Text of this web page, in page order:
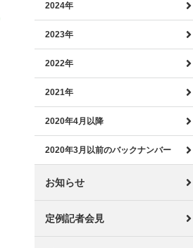
2024年
2023年
2022年
2021年
2020年4月以降
2020年3月以前のバックナンバー
お知らせ
定例記者会見